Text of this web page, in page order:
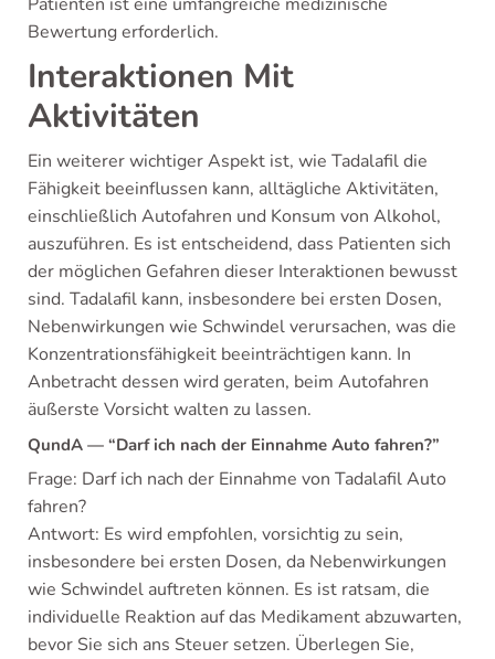
Bewertung erforderlich.
Interaktionen Mit
Aktivitäten
Ein weiterer wichtiger Aspekt ist, wie Tadalafil die
Fähigkeit beeinflussen kann, alltägliche Aktivitäten,
einschließlich Autofahren und Konsum von Alkohol,
auszuführen. Es ist entscheidend, dass Patienten sich
der möglichen Gefahren dieser Interaktionen bewusst
sind. Tadalafil kann, insbesondere bei ersten Dosen,
Nebenwirkungen wie Schwindel verursachen, was die
Konzentrationsfähigkeit beeinträchtigen kann. In
Anbetracht dessen wird geraten, beim Autofahren
äußerste Vorsicht walten zu lassen.
QundA — “Darf ich nach der Einnahme Auto fahren?”
Frage: Darf ich nach der Einnahme von Tadalafil Auto
fahren?
Antwort: Es wird empfohlen, vorsichtig zu sein,
insbesondere bei ersten Dosen, da Nebenwirkungen
wie Schwindel auftreten können. Es ist ratsam, die
individuelle Reaktion auf das Medikament abzuwarten,
bevor Sie sich ans Steuer setzen. Überlegen Sie,